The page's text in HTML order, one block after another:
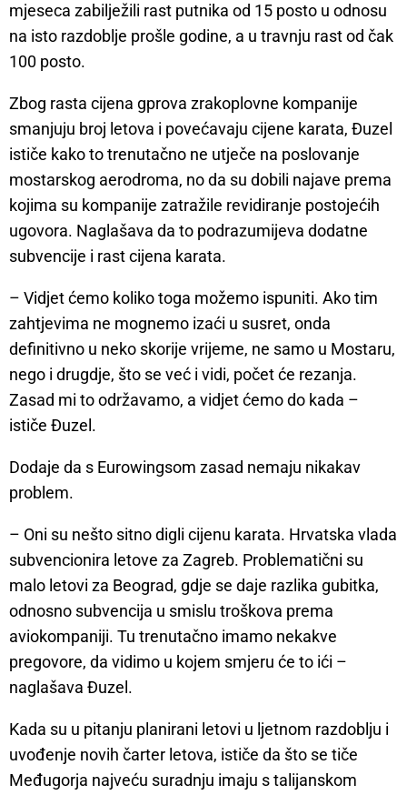
mjeseca zabilježili rast putnika od 15 posto u odnosu
na isto razdoblje prošle godine, a u travnju rast od čak
100 posto.
Zbog rasta cijena gprova zrakoplovne kompanije
smanjuju broj letova i povećavaju cijene karata, Đuzel
ističe kako to trenutačno ne utječe na poslovanje
mostarskog aerodroma, no da su dobili najave prema
kojima su kompanije zatražile revidiranje postojećih
ugovora. Naglašava da to podrazumijeva dodatne
subvencije i rast cijena karata.
– Vidjet ćemo koliko toga možemo ispuniti. Ako tim
zahtjevima ne mognemo izaći u susret, onda
definitivno u neko skorije vrijeme, ne samo u Mostaru,
nego i drugdje, što se već i vidi, počet će rezanja.
Zasad mi to održavamo, a vidjet ćemo do kada –
ističe Đuzel.
Dodaje da s Eurowingsom zasad nemaju nikakav
problem.
– Oni su nešto sitno digli cijenu karata. Hrvatska vlada
subvencionira letove za Zagreb. Problematični su
malo letovi za Beograd, gdje se daje razlika gubitka,
odnosno subvencija u smislu troškova prema
aviokompaniji. Tu trenutačno imamo nekakve
pregovore, da vidimo u kojem smjeru će to ići –
naglašava Đuzel.
Kada su u pitanju planirani letovi u ljetnom razdoblju i
uvođenje novih čarter letova, ističe da što se tiče
Međugorja najveću suradnju imaju s talijanskom